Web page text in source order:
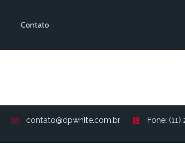
Contato
contato@dpwhite.com.br Fone: